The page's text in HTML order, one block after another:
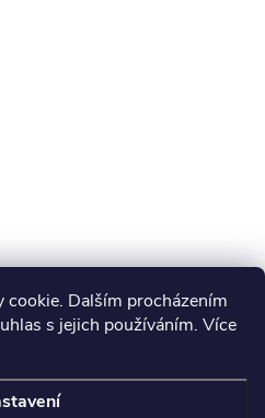
Dalším procházením
s jejich používáním. Více